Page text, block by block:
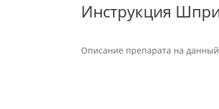
Инструкция
Описание препарата на данный